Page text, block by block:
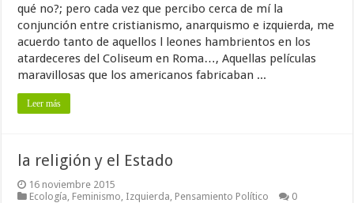
qué no?; pero cada vez que percibo cerca de mí la
conjunción entre cristianismo, anarquismo e izquierda, me
acuerdo tanto de aquellos l leones hambrientos en los
atardeceres del Coliseum en Roma…, Aquellas películas
maravillosas que los americanos fabricaban ...
Leer más
la religión y el Estado
16 noviembre 2015
Ecología Feminismo Izquierda Pensamiento Político 0